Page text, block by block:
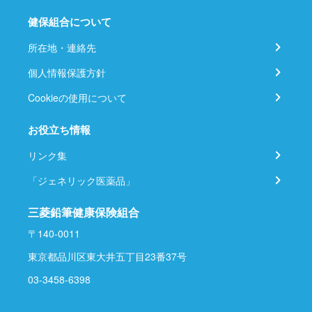
健保組合について
所在地・連絡先
個人情報保護方針
Cookieの使用について
お役立ち情報
リンク集
「ジェネリック医薬品」
三菱鉛筆健康保険組合
〒140-0011
東京都品川区東大井五丁目23番37号
03-3458-6398